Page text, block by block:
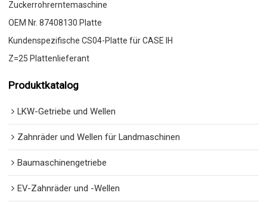
Zuckerrohrerntemaschine
OEM Nr. 87408130 Platte
Kundenspezifische CS04-Platte für CASE IH
Z=25 Plattenlieferant
Produktkatalog
LKW-Getriebe und Wellen
Zahnräder und Wellen für Landmaschinen
Baumaschinengetriebe
EV-Zahnräder und -Wellen